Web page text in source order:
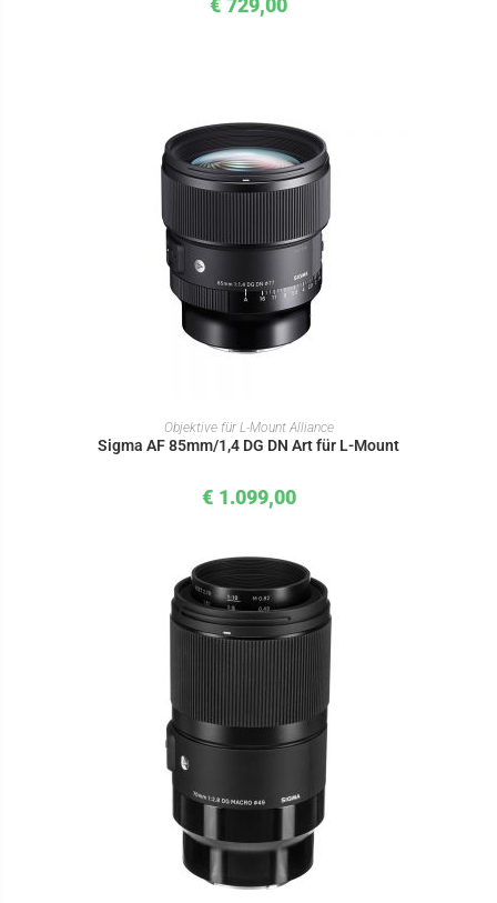
€ 729,00
IN DEN WARENKORB
Objektive für L-Mount Alliance
Sigma AF 85mm/1,4 DG DN Art für L-Mount
€ 1.099,00